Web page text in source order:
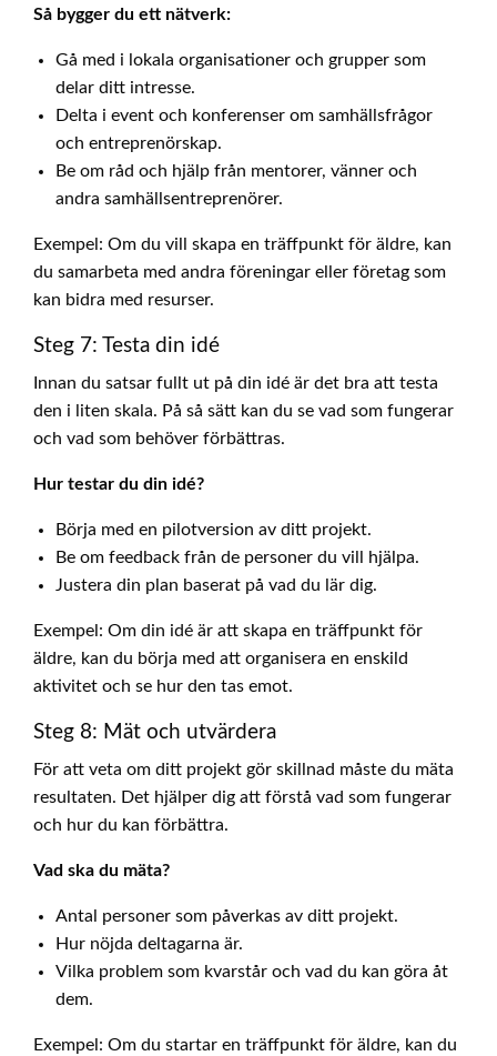
Så bygger du ett nätverk:
Gå med i lokala organisationer och grupper som
delar ditt intresse.
Delta i event och konferenser om samhällsfrågor
och entreprenörskap.
Be om råd och hjälp från mentorer, vänner och
andra samhällsentreprenörer.
Exempel: Om du vill skapa en träffpunkt för äldre, kan
du samarbeta med andra föreningar eller företag som
kan bidra med resurser.
Steg 7: Testa din idé
Innan du satsar fullt ut på din idé är det bra att testa
den i liten skala. På så sätt kan du se vad som fungerar
och vad som behöver förbättras.
Hur testar du din idé?
Börja med en pilotversion av ditt projekt.
Be om feedback från de personer du vill hjälpa.
Justera din plan baserat på vad du lär dig.
Exempel: Om din idé är att skapa en träffpunkt för
äldre, kan du börja med att organisera en enskild
aktivitet och se hur den tas emot.
Steg 8: Mät och utvärdera
För att veta om ditt projekt gör skillnad måste du mäta
resultaten. Det hjälper dig att förstå vad som fungerar
och hur du kan förbättra.
Vad ska du mäta?
Antal personer som påverkas av ditt projekt.
Hur nöjda deltagarna är.
Vilka problem som kvarstår och vad du kan göra åt
dem.
Exempel: Om du startar en träffpunkt för äldre, kan du